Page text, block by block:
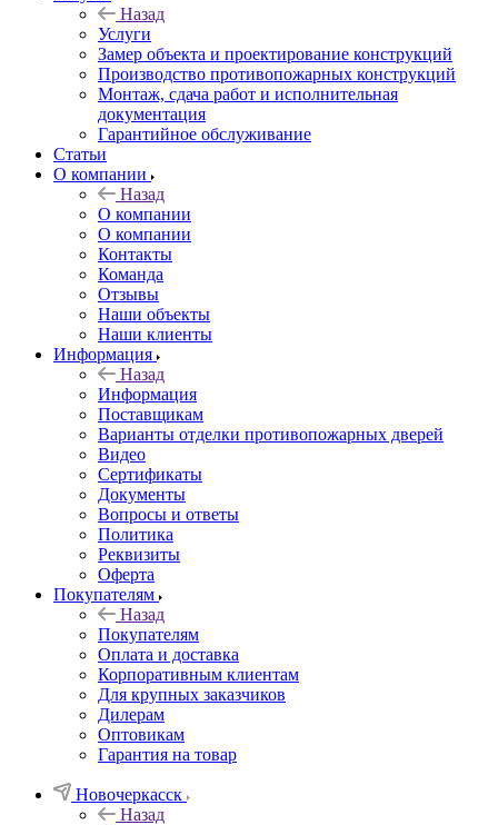
Назад
Услуги
Замер объекта и проектирование конструкций
Производство противопожарных конструкций
Монтаж, сдача работ и исполнительная
документация
Гарантийное обслуживание
Статьи
О компании
Назад
О компании
О компании
Контакты
Команда
Отзывы
Наши объекты
Наши клиенты
Информация
Назад
Информация
Поставщикам
Варианты отделки противопожарных дверей
Видео
Сертификаты
Документы
Вопросы и ответы
Политика
Реквизиты
Оферта
Покупателям
Назад
Покупателям
Оплата и доставка
Корпоративным клиентам
Для крупных заказчиков
Дилерам
Оптовикам
Гарантия на товар
Новочеркасск
Назад